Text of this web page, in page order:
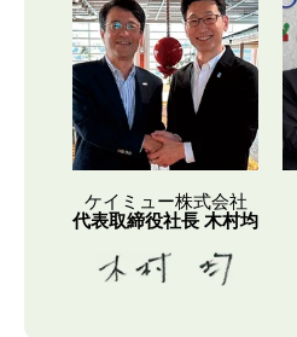
ケイミュー株式会社
代表取締役社長 木村均